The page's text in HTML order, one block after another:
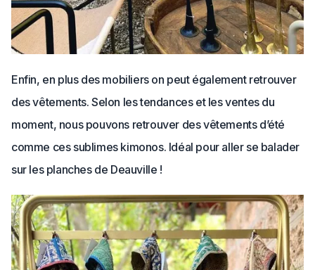
Enfin, en plus des mobiliers on peut également retrouver
des vêtements. Selon les tendances et les ventes du
moment, nous pouvons retrouver des vêtements d’été
comme ces sublimes kimonos. Idéal pour aller se balader
sur les planches de Deauville !